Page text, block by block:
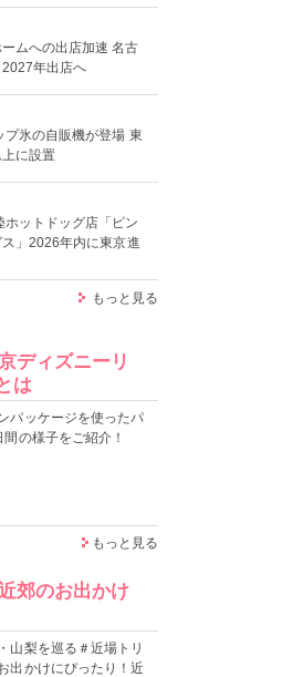
ムへの出店加速 名古
年出店へ
氷の自販機が登場 東
に設置
ホットドッグ店「ピン
」2026年内に東京進
もっと見る
ディズニーリ
は
パッケージを使ったパ
の様子をご紹介！
もっと見る
郊のお出かけ
山梨を巡る＃近場トリ
出かけにぴったり！近